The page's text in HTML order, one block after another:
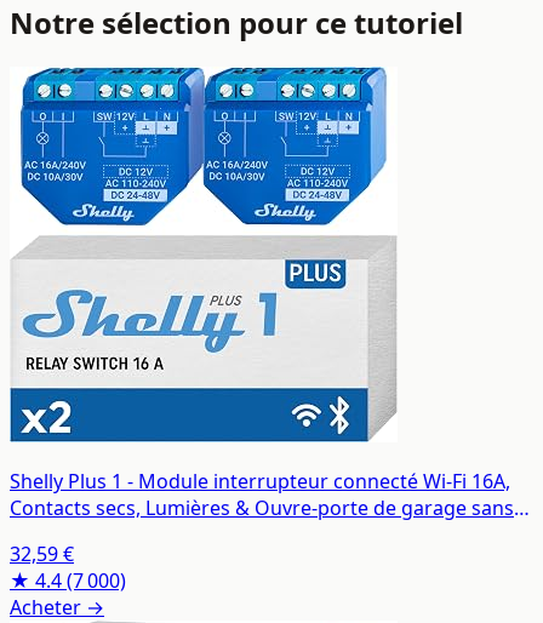
Notre sélection pour ce tutoriel
Shelly Plus 1 - Module interrupteur connecté Wi-Fi 16A,
Contacts secs, Lumières & Ouvre-porte de garage sans
de 2
32,59 €
★ 4.4(7 000)
Acheter →